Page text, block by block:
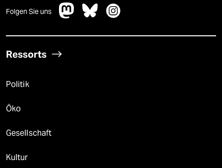
Folgen Sie uns
Ressorts
Politik
Öko
Gesellschaft
Kultur